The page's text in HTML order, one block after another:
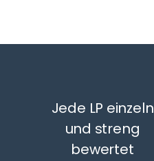
Jede LP einzeln
und streng
bewertet